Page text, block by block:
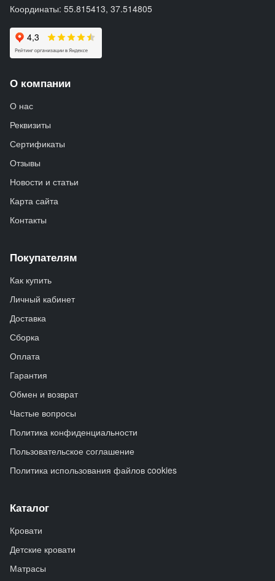
Координаты: 55.815413, 37.514805
О компании
О нас
Реквизиты
Сертификаты
Отзывы
Новости и статьи
Карта сайта
Контакты
Покупателям
Как купить
Личный кабинет
Доставка
Сборка
Оплата
Гарантия
Обмен и возврат
Частые вопросы
Политика конфиденциальности
Пользовательское соглашение
Политика использования файлов cookies
Каталог
Кровати
Детские кровати
Матрасы